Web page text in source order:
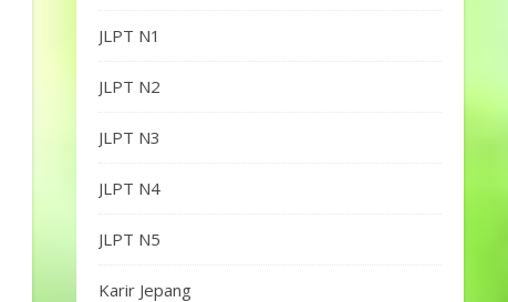
JLPT N1
JLPT N2
JLPT N3
JLPT N4
JLPT N5
Karir Jepang